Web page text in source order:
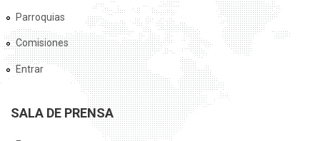
Parroquias
Comisiones
Entrar
SALA DE PRENSA